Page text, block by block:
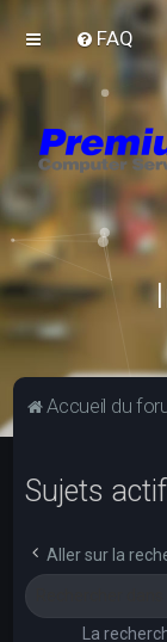
FAQ
Accueil du
Sujets
Aller sur la
La